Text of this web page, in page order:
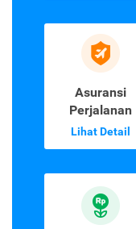
Asuransi
Perjalanan
Lihat Detail